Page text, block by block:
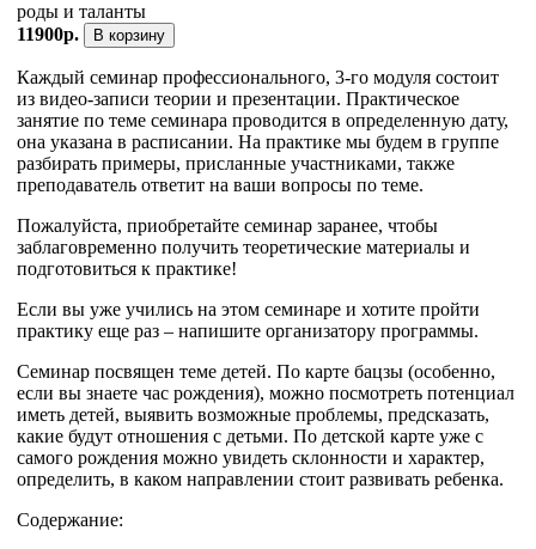
роды и таланты
11900р.
В корзину
Каждый семинар профессионального, 3-го модуля состоит
из видео-записи теории и презентации. Практическое
занятие по теме семинара проводится в определенную дату,
она указана в расписании. На практике мы будем в группе
разбирать примеры, присланные участниками, также
преподаватель ответит на ваши вопросы по теме.
Пожалуйста, приобретайте семинар заранее, чтобы
заблаговременно получить теоретические материалы и
подготовиться к практике!
Если вы уже учились на этом семинаре и хотите пройти
практику еще раз – напишите организатору программы.
Семинар посвящен теме детей. По карте бацзы (особенно,
если вы знаете час рождения), можно посмотреть потенциал
иметь детей, выявить возможные проблемы, предсказать,
какие будут отношения с детьми. По детской карте уже с
самого рождения можно увидеть склонности и характер,
определить, в каком направлении стоит развивать ребенка.
Содержание: